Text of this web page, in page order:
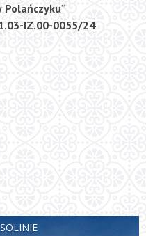
Polańczyku”
IZ.00-0055/24